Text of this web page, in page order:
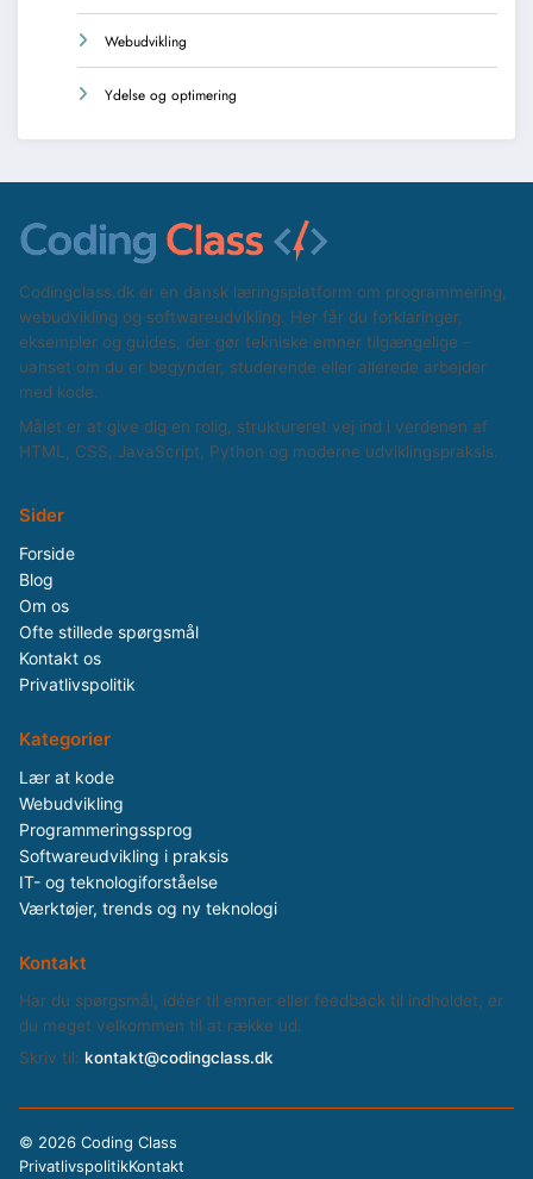
Webudvikling
Ydelse og optimering
Codingclass.dk er en dansk læringsplatform om programmering,
webudvikling og softwareudvikling. Her får du forklaringer,
eksempler og guides, der gør tekniske emner tilgængelige –
uanset om du er begynder, studerende eller allerede arbejder
med kode.
Målet er at give dig en rolig, struktureret vej ind i verdenen af
HTML, CSS, JavaScript, Python og moderne udviklingspraksis.
Sider
Forside
Blog
Om os
Ofte stillede spørgsmål
Kontakt os
Privatlivspolitik
Kategorier
Lær at kode
Webudvikling
Programmeringssprog
Softwareudvikling i praksis
IT- og teknologiforståelse
Værktøjer, trends og ny teknologi
Kontakt
Har du spørgsmål, idéer til emner eller feedback til indholdet, er
du meget velkommen til at række ud.
Skriv til: kontakt@codingclass.dk
© 2026 Coding Class
PrivatlivspolitikKontakt